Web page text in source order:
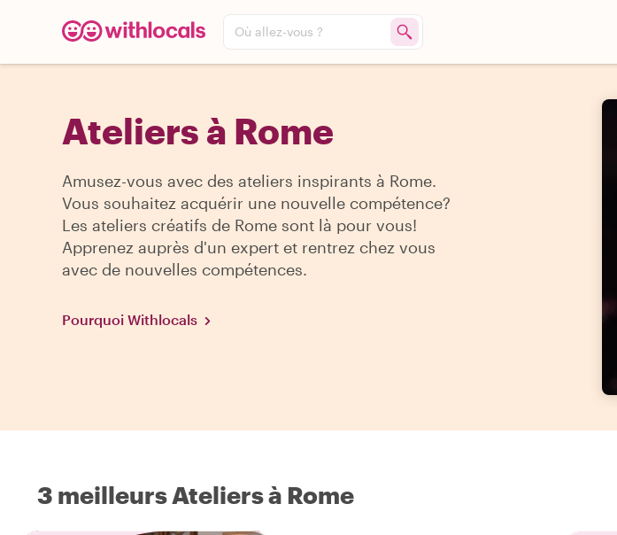
Où allez-vous ?
Ateliers à Rome
Amusez-vous avec des ateliers inspirants à Rome.
Vous souhaitez acquérir une nouvelle compétence?
Les ateliers créatifs de Rome sont là pour vous!
Apprenez auprès d'un expert et rentrez chez vous
avec de nouvelles compétences.
Pourquoi Withlocals
3 meilleurs Ateliers à Rome